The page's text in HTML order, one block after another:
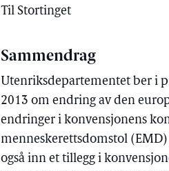
Til Stortinget
Sammendrag
Utenriksdepartementet ber i
2013 om endring av den
endringer i konvensjonens
menneskerettsdomstol
også inn et tillegg i